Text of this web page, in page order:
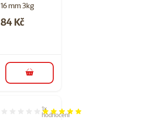
16 mm 3kg
Cena
84 Kč
do košíku
Hodnocení 100%, počet hodnocení: 1
1×
hodnocení